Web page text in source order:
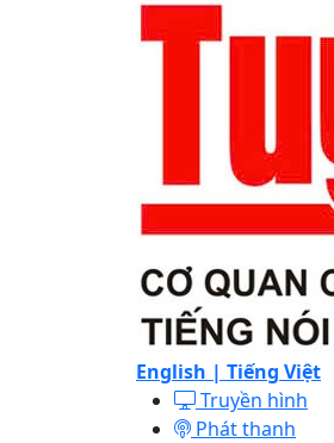
English | Tiếng Việt
Truyền hình
Phát thanh